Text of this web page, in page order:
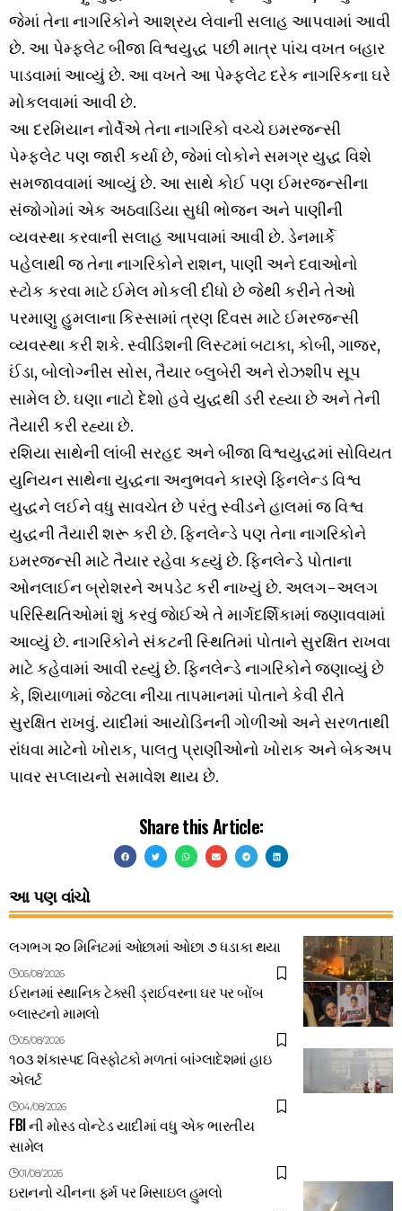
જેમાં તેના નાગરિકોને આશ્રય લેવાની સલાહ આપવામાં આવી
છે. આ પેમ્ફલેટ બીજા વિશ્વયુદ્ધ પછી માત્ર પાંચ વખત બહાર
પાડવામાં આવ્યું છે. આ વખતે આ પેમ્ફલેટ દરેક નાગરિકના ઘરે
મોકલવામાં આવી છે.
આ દરમિયાન નોર્વેએ તેના નાગરિકો વચ્ચે ઇમરજન્સી
પેમ્ફલેટ પણ જારી કર્યા છે, જેમાં લોકોને સમગ્ર યુદ્ધ વિશે
સમજાવવામાં આવ્યું છે. આ સાથે કોઈ પણ ઈમરજન્સીના
સંજોગોમાં એક અઠવાડિયા સુધી ભોજન અને પાણીની
વ્યવસ્થા કરવાની સલાહ આપવામાં આવી છે. ડેનમાર્કે
પહેલાથી જ તેના નાગરિકોને રાશન, પાણી અને દવાઓનો
સ્ટોક કરવા માટે ઈમેલ મોકલી દીધો છે જેથી કરીને તેઓ
પરમાણુ હુમલાના કિસ્સામાં ત્રણ દિવસ માટે ઈમરજન્સી
વ્યવસ્થા કરી શકે. સ્વીડિશની લિસ્ટમાં બટાકા, કોબી, ગાજર,
ઈંડા, બોલોગ્નીસ સોસ, તૈયાર બ્લુબેરી અને રોઝશીપ સૂપ
સામેલ છે. ઘણા નાટો દેશો હવે યુદ્ધથી ડરી રહ્યા છે અને તેની
તૈયારી કરી રહ્યા છે.
રશિયા સાથેની લાંબી સરહદ અને બીજા વિશ્વયુદ્ધમાં સોવિયત
યુનિયન સાથેના યુદ્ધના અનુભવને કારણે ફિનલેન્ડ વિશ્વ
યુદ્ધને લઈને વધુ સાવચેત છે પરંતુ સ્વીડને હાલમાં જ વિશ્વ
યુદ્ધની તૈયારી શરૂ કરી છે. ફિનલેન્ડે પણ તેના નાગરિકોને
ઇમરજન્સી માટે તૈયાર રહેવા કહ્યું છે. ફિનલેન્ડે પોતાના
ઓનલાઈન બ્રોશરને અપડેટ કરી નાખ્યું છે. અલગ-અલગ
પરિસ્થિતિઓમાં શું કરવું જાેઈએ તે માર્ગદર્શિકામાં જણાવવામાં
આવ્યું છે. નાગરિકોને સંકટની સ્થિતિમાં પોતાને સુરક્ષિત રાખવા
માટે કહેવામાં આવી રહ્યું છે. ફિનલેન્ડે નાગરિકોને જણાવ્યું છે
કે, શિયાળામાં જેટલા નીચા તાપમાનમાં પોતાને કેવી રીતે
સુરક્ષિત રાખવું. યાદીમાં આયોડિનની ગોળીઓ અને સરળતાથી
રાંધવા માટેનો ખોરાક, પાલતુ પ્રાણીઓનો ખોરાક અને બેકઅપ
પાવર સપ્લાયનો સમાવેશ થાય છે.
Share this Article:
આ પણ વાંચો
લગભગ ૨૦ મિનિટમાં ઓછામાં ઓછા ૭ ધડાકા થયા
06/08/2026
ઈરાનમાં સ્થાનિક ટેક્સી ડ્રાઈવરના ઘર પર બોંબ
બ્લાસ્ટનો મામલો
05/08/2026
૧૦૩ શંકાસ્પદ વિસ્ફોટકો મળતાં બાંગ્લાદેશમાં હાઇ
એલર્ટ
04/08/2026
FBI ની મોસ્ડ વોન્ટેડ યાદીમાં વધુ એક ભારતીય
સામેલ
01/08/2026
ઇરાનનો ચીનના ફર્મ પર મિસાઇલ હુમલો